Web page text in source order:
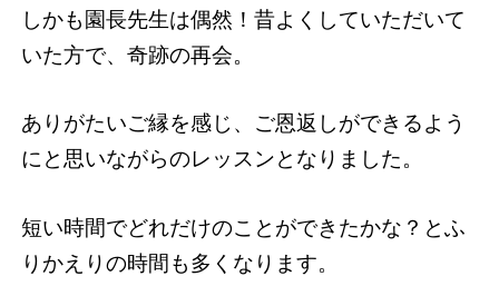
しかも園長先生は偶然！昔よくしていただいて
いた方で、奇跡の再会。
ありがたいご縁を感じ、ご恩返しができるよう
にと思いながらのレッスンとなりました。
短い時間でどれだけのことができたかな？とふ
りかえりの時間も多くなります。